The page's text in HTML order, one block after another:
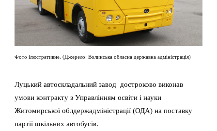
Фото ілюстративне. (Джерело: Волинська обласна державна адміністрація)
Луцький автоскладальний завод достроково виконав
умови контракту з Управлінням освіти і науки
Житомирської облдержадміністрації (ОДА) на поставку
партії шкільних автобусів.